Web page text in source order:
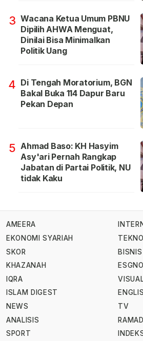
3 Wacana Ketua Umum PBNU
Dipilih AHWA Menguat,
Dinilai Bisa Minimalkan
Politik Uang
4 Di Tengah Moratorium, BGN
Bakal Buka 114 Dapur Baru
Pekan Depan
5 Ahmad Baso: KH Hasyim
Asy'ari Pernah Rangkap
Jabatan di Partai Politik, NU
tidak Kaku
AMEERA
EKONOMI SYARIAH
SKOR
KHAZANAH
IQRA
ISLAM DIGEST
NEWS
ANALISIS
SPORT
TEKNO
TV